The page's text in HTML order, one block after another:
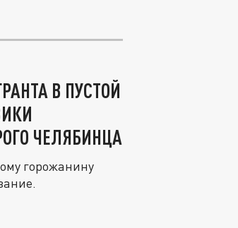
В ПУСТОЙ
ЧЕЛЯБИНЦА
горожанину